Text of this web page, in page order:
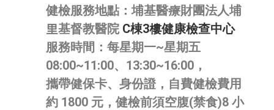
健檢服務地點：埔基醫療財團法人埔
里基督教醫院 C棟3樓健康檢查中心
服務時間：每星期一~星期五
08:00~11:00、13:30~16:00，
攜帶健保卡、身份證，自費健檢費用
約 1800 元，健檢前須空腹(禁食)8 小